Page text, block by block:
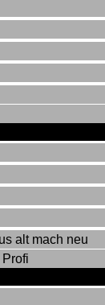
alt mach neu